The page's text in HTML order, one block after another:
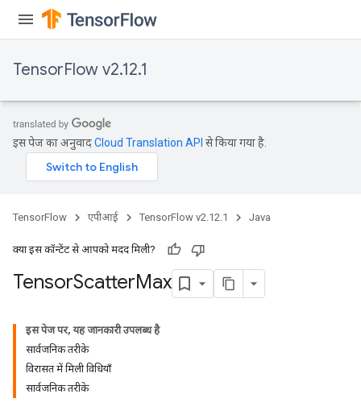
TensorFlow v2.12.1
इस पेज का अनुवादCloud Translation API से किया गया है.
TensorFlow एपीआई TensorFlow v2.12.1 Java
क्या इस कॉन्टेंट से आपको मदद मिली?
TensorScatterMax
इस पेज पर, यह जानकारी उपलब्ध है
सार्वजनिक तरीके
विरासत में मिली विधियाँ
सार्वजनिक तरीके